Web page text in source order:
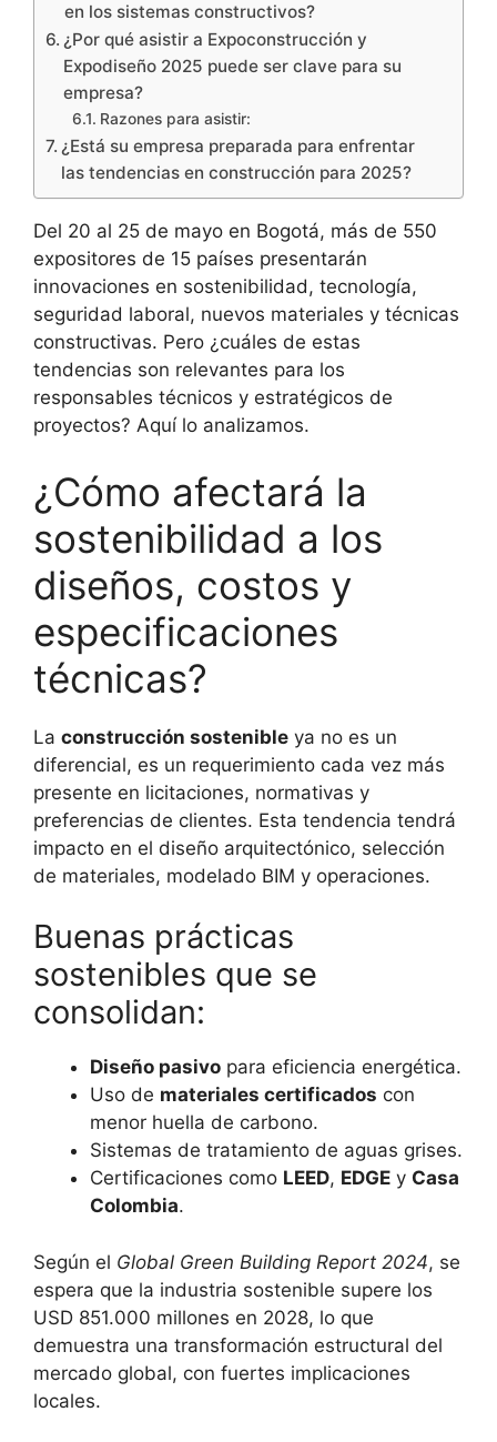
en los sistemas constructivos?
¿Por qué asistir a Expoconstrucción y
Expodiseño 2025 puede ser clave para su
empresa?
Razones para asistir:
¿Está su empresa preparada para enfrentar
las tendencias en construcción para 2025?
Del 20 al 25 de mayo en Bogotá, más de 550
expositores de 15 países presentarán
innovaciones en sostenibilidad, tecnología,
seguridad laboral, nuevos materiales y técnicas
constructivas. Pero ¿cuáles de estas
tendencias son relevantes para los
responsables técnicos y estratégicos de
proyectos? Aquí lo analizamos.
¿Cómo afectará la
sostenibilidad a los
diseños, costos y
especificaciones
técnicas?
La construcción sostenible ya no es un
diferencial, es un requerimiento cada vez más
presente en licitaciones, normativas y
preferencias de clientes. Esta tendencia tendrá
impacto en el diseño arquitectónico, selección
de materiales, modelado BIM y operaciones.
Buenas prácticas
sostenibles que se
consolidan:
Diseño pasivo para eficiencia energética.
Uso de materiales certificados con
menor huella de carbono.
Sistemas de tratamiento de aguas grises.
Certificaciones como LEED, EDGE y Casa
Colombia.
Según el Global Green Building Report 2024, se
espera que la industria sostenible supere los
USD 851.000 millones en 2028, lo que
demuestra una transformación estructural del
mercado global, con fuertes implicaciones
locales.